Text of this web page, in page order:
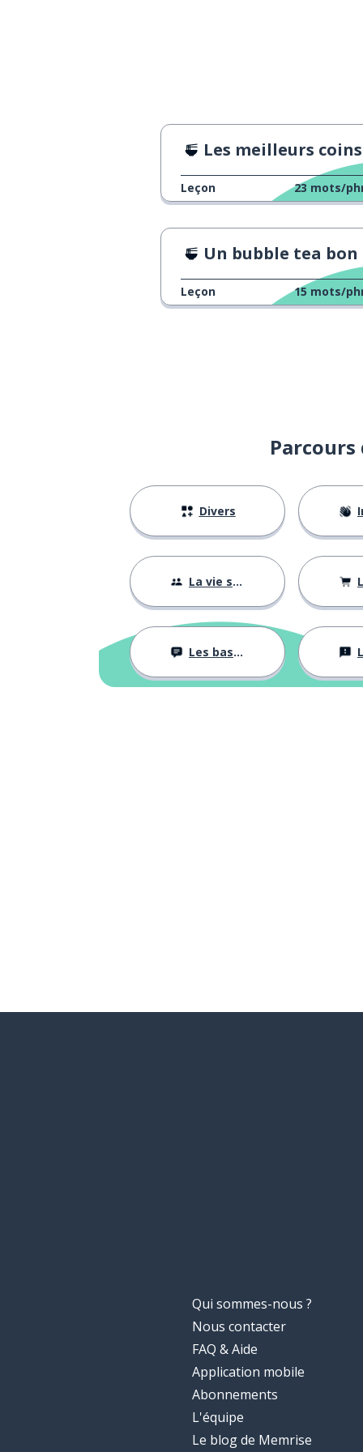
Les meilleurs coins pour manger à
Leçon 23 mots/
Un bubble tea bon pour la
Leçon 15 mots/
Divers
La vie sociale
Les bases
Qui sommes-nous ?
Nous contacter
FAQ & Aide
Application mobile
Abonnements
L'équipe
Le blog de Memrise